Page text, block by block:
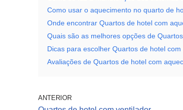
Como usar o aquecimento no quarto de
Onde encontrar Quartos de hotel com
Quais são as melhores opções de
Dicas para escolher Quartos de hotel
Avaliações de Quartos de hotel com
ANTERIOR